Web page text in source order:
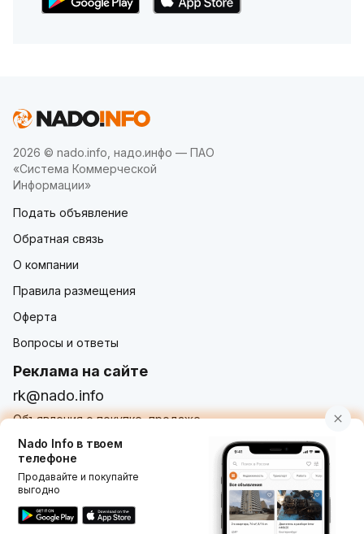
2026 © nado.info, надо.инфо — ПАО
«Система Коммерческой
Информации»
Подать объявление
Обратная связь
О компании
Правила размещения
Оферта
Вопросы и ответы
Реклама на сайте
rk@nado.info
Объявления о покупке, продаже,
услугах от частных лиц и организаций
Использование nado.info, в том числе и размещение
объявлений на сайте означает принятие условий
Nado Info в твоем
телефоне
Продавайте и покупайте
выгодно